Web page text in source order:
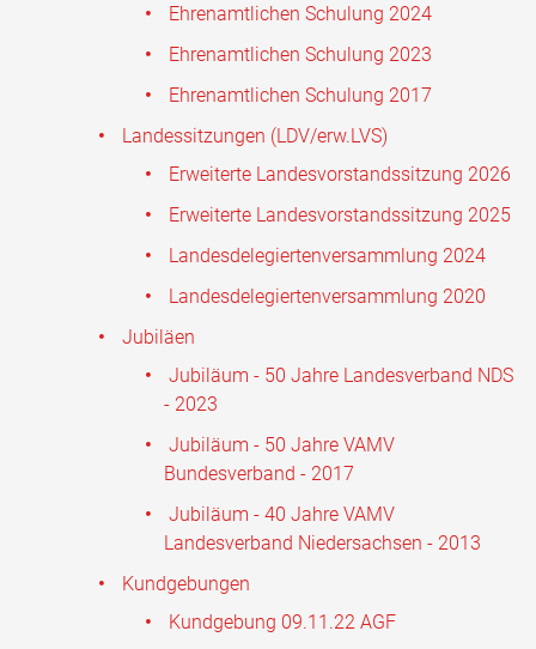
Ehrenamtlichen Schulung 2024
Ehrenamtlichen Schulung 2023
Ehrenamtlichen Schulung 2017
Landessitzungen (LDV/erw.LVS)
Erweiterte Landesvorstandssitzung 2026
Erweiterte Landesvorstandssitzung 2025
Landesdelegiertenversammlung 2024
Landesdelegiertenversammlung 2020
Jubiläen
Jubiläum - 50 Jahre Landesverband NDS
- 2023
Jubiläum - 50 Jahre VAMV
Bundesverband - 2017
Jubiläum - 40 Jahre VAMV
Landesverband Niedersachsen - 2013
Kundgebungen
Kundgebung 09.11.22 AGF